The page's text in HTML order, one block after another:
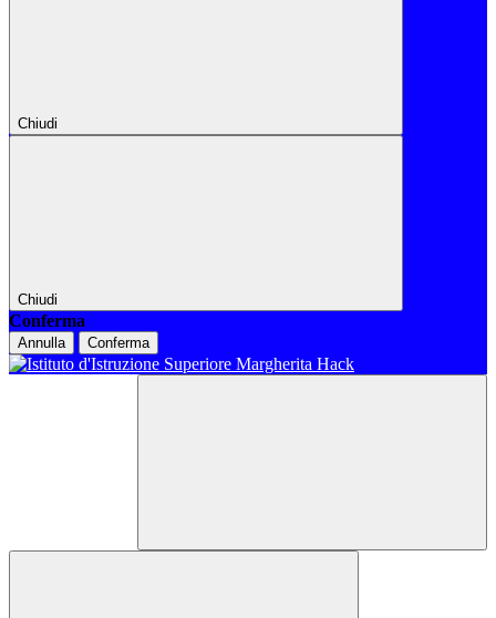
Chiudi
Chiudi
Conferma
Annulla Conferma